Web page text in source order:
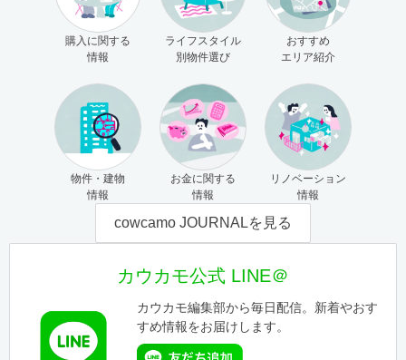
購入に関する
情報
ライフスタイル
別物件選び
おすすめ
エリア紹介
物件・建物
情報
お金に関する
情報
リノベーション
情報
cowcamo JOURNALを見る
カウカモ公式 LINE＠
カウカモ編集部から毎日配信。新着やおす
すめ情報をお届けします。